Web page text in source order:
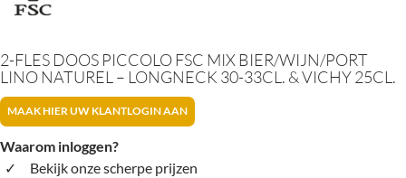
2-FLES DOOS PICCOLO FSC MIX BIER/WIJN/PORT
LINO NATUREL – LONGNECK 30-33CL. & VICHY 25CL.
MAAK HIER UW KLANTLOGIN AAN
Waarom inloggen?
Bekijk onze scherpe prijzen